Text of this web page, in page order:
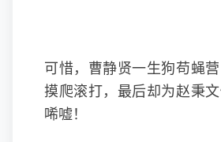
可惜，曹静贤一生狗苟蝇
摸爬滚打，最后却为赵秉
唏嘘！